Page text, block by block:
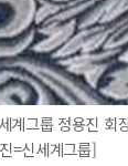
계그룹 정용진 회
=신세계그룹]